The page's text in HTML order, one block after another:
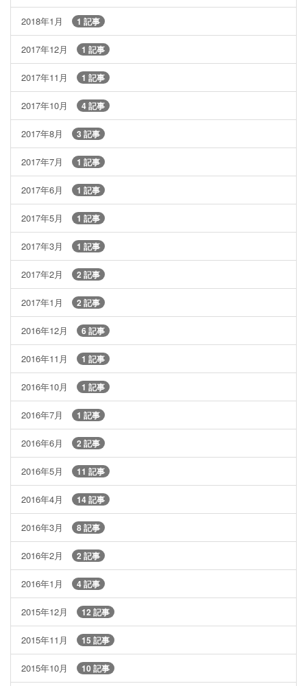
2018年1月 1 記事
2017年12月 1 記事
2017年11月 1 記事
2017年10月 4 記事
2017年8月 3 記事
2017年7月 1 記事
2017年6月 1 記事
2017年5月 1 記事
2017年3月 1 記事
2017年2月 2 記事
2017年1月 2 記事
2016年12月 6 記事
2016年11月 1 記事
2016年10月 1 記事
2016年7月 1 記事
2016年6月 2 記事
2016年5月 11 記事
2016年4月 14 記事
2016年3月 8 記事
2016年2月 2 記事
2016年1月 4 記事
2015年12月 12 記事
2015年11月 15 記事
2015年10月 10 記事